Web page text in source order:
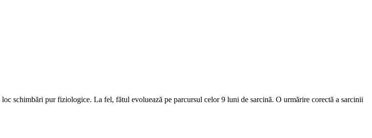
schimbări pur fiziologice. La fel, fătul evoluează pe parcursul celor 9 luni de sarcină. O urmărire corectă a sarcinii